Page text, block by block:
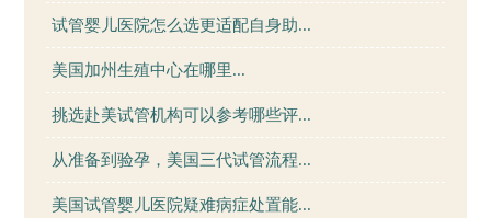
试管婴儿医院怎么选更适配自身助...
美国加州生殖中心在哪里...
挑选赴美试管机构可以参考哪些评...
从准备到验孕，美国三代试管流程...
美国试管婴儿医院疑难病症处置能...